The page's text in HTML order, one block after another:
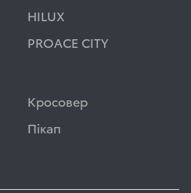
HILUX
PROACE CITY
Кросовер
Пікап